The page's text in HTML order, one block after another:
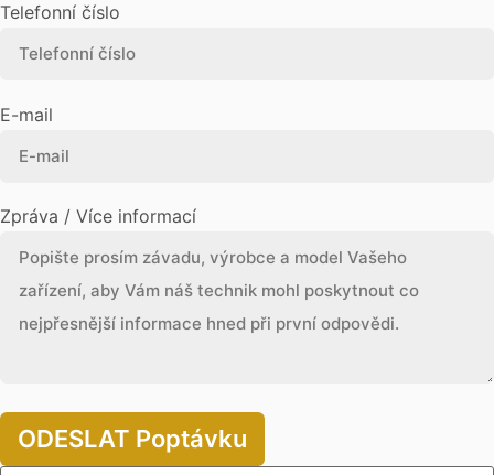
Telefonní číslo
E-mail
Zpráva / Více informací
ODESLAT Poptávku